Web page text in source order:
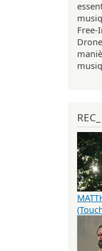
Free-
REC_